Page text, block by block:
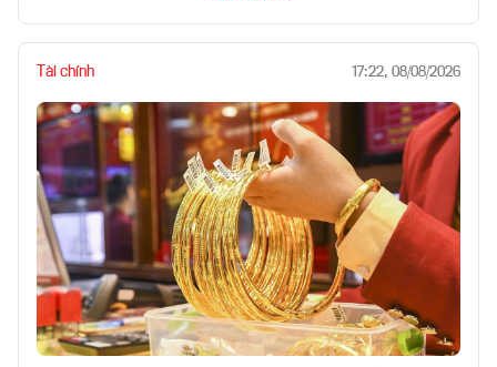
Tài chính 17:22, 08/08/2026